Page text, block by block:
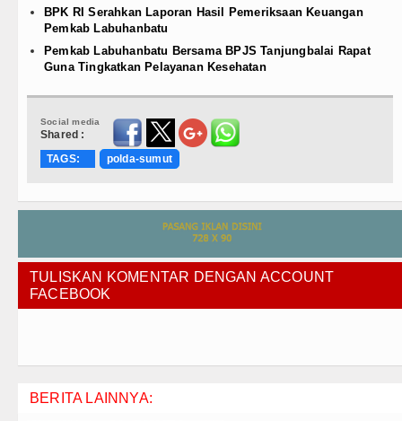
BPK RI Serahkan Laporan Hasil Pemeriksaan Keuangan
Pemkab Labuhanbatu
Pemkab Labuhanbatu Bersama BPJS Tanjungbalai Rapat
Guna Tingkatkan Pelayanan Kesehatan
Social media
Shared :
TAGS:
polda-sumut
TULISKAN KOMENTAR DENGAN ACCOUNT
FACEBOOK
BERITA LAINNYA: